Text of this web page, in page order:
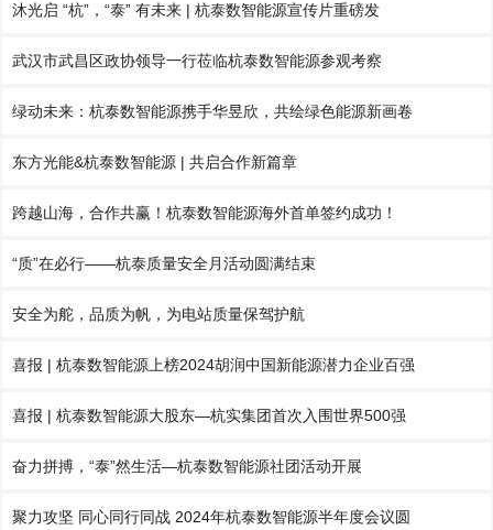
沐光启 “杭”，“泰” 有未来 | 杭泰数智能源宣传片重磅发
武汉市武昌区政协领导一行莅临杭泰数智能源参观考察
绿动未来：杭泰数智能源携手华昱欣，共绘绿色能源新画卷
东方光能&杭泰数智能源 | 共启合作新篇章
跨越山海，合作共赢！杭泰数智能源海外首单签约成功！
“质”在必行——杭泰质量安全月活动圆满结束
安全为舵，品质为帆，为电站质量保驾护航
喜报 | 杭泰数智能源上榜2024胡润中国新能源潜力企业百强
喜报 | 杭泰数智能源大股东—杭实集团首次入围世界500强
奋力拼搏，“泰”然生活—杭泰数智能源社团活动开展
聚力攻坚 同心同行同战 2024年杭泰数智能源半年度会议圆